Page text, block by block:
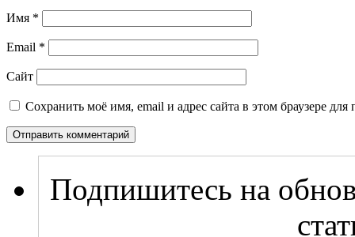
Имя *
Email *
Сайт
Сохранить моё имя, email и адрес сайта в этом браузере
Подпишитесь на